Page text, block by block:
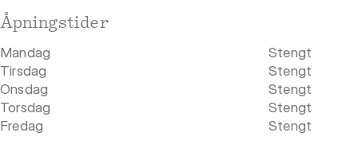
Åpningstider
Mandag
Stengt
Tirsdag
Stengt
Onsdag
Stengt
Torsdag
Stengt
Fredag
Stengt